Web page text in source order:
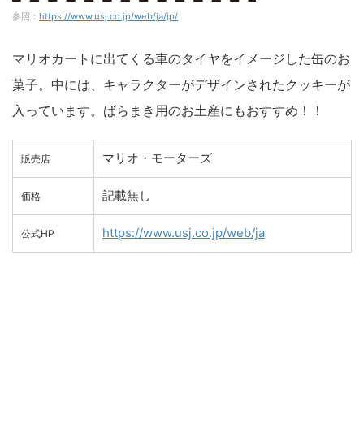
参照： https://www.usj.co.jp/web/ja/jp/
マリオカートに出てくる車のタイヤをイメージした缶のお
菓子。中には、キャラクターがデザインされたクッキーが
入っています。ばらまき用のお土産にもおすすめ！！
販売店 マリオ・モーターズ
価格 記載無し
公式HP https://www.usj.co.jp/web/ja